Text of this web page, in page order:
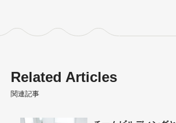
Related Articles
関連記事